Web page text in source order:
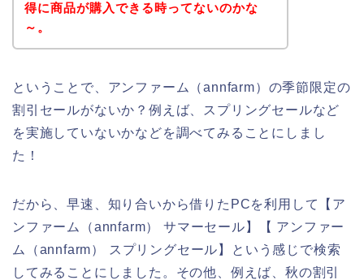
得に商品が購入できる時ってないのかな
～。
ということで、アンファーム（annfarm）の季節限定の
割引セールがないか？例えば、スプリングセールなど
を実施していないかなどを調べてみることにしまし
た！
だから、早速、知り合いから借りたPCを利用して【ア
ンファーム（annfarm） サマーセール】【 アンファー
ム（annfarm） スプリングセール】という感じで検索
してみることにしました。その他、例えば、秋の割引